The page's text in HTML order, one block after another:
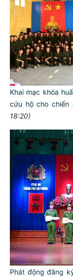
Khai mạc khóa
cứu hộ cho chiến
18:20)
Phát động đăng